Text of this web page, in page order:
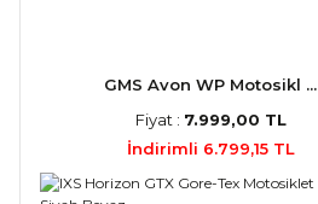
GMS Avon WP Motosikl ...
Fiyat : 7.999,00 TL
İndirimli 6.799,15 TL